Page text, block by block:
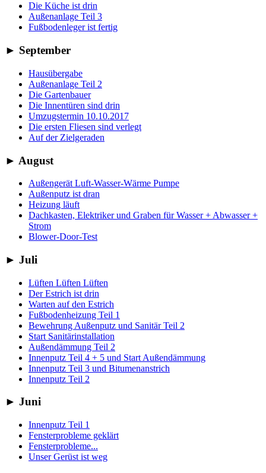
Die Küche ist drin
Außenanlage Teil 3
Fußbodenleger ist fertig
► September
Hausübergabe
Außenanlage Teil 2
Die Gartenbauer
Die Innentüren sind drin
Umzugstermin 10.10.2017
Die ersten Fliesen sind verlegt
Auf der Zielgeraden
► August
Außengerät Luft-Wasser-Wärme Pumpe
Außenputz ist dran
Heizung läuft
Dachkasten, Elektriker und Graben für Wasser + Abwasser +
Strom
Blower-Door-Test
► Juli
Lüften Lüften Lüften
Der Estrich ist drin
Warten auf den Estrich
Fußbodenheizung Teil 1
Bewehrung Außenputz und Sanitär Teil 2
Start Sanitärinstallation
Außendämmung Teil 2
Innenputz Teil 4 + 5 und Start Außendämmung
Innenputz Teil 3 und Bitumenanstrich
Innenputz Teil 2
► Juni
Innenputz Teil 1
Fensterprobleme geklärt
Fensterprobleme...
Unser Gerüst ist weg